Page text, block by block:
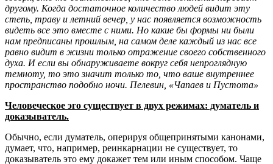
другому. Когда достаточное количество людей видит эту
степь, траву и летний вечер, у нас появляется возможность
видеть все это вместе с ними. Но какие бы формы ни были
нам предписаны прошлым, на самом деле каждый из нас все
равно видит в жизни только отражение своего собственного
духа. И если вы обнаруживаете вокруг себя непроглядную
темноту, то это значит только то, что ваше внутреннее
пространство подобно ночи. Пелевин, «Чапаев и Пустота»
Человеческое эго существует в двух режимах: думатель и
доказыватель.
Обычно, если думатель, оперируя общепринятыми канонами,
думает, что, например, реинкарнации не существует, то
доказыватель это ему докажет тем или иным способом. Чаще